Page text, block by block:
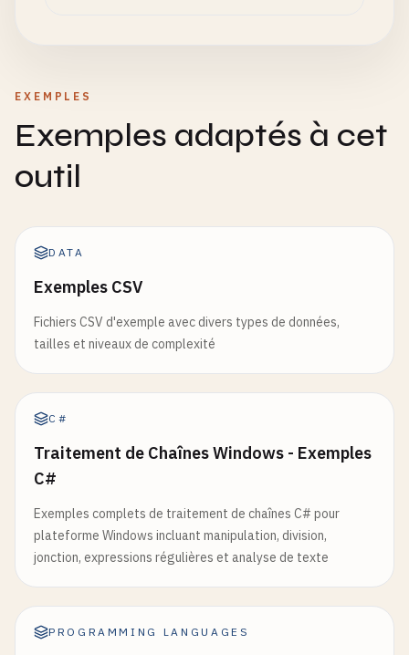
EXEMPLES
Exemples adaptés à cet
outil
DATA
Exemples CSV
Fichiers CSV d'exemple avec divers types de données,
tailles et niveaux de complexité
C#
Traitement de Chaînes Windows - Exemples
C#
Exemples complets de traitement de chaînes C# pour
plateforme Windows incluant manipulation, division,
jonction, expressions régulières et analyse de texte
PROGRAMMING LANGUAGES